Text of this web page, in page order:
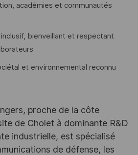
académies et communautés
bienveillant et respectant
et environnemental reconnu
proche de la côte
de Cholet à dominante R&D
industrielle, est spécialisé
de défense, les